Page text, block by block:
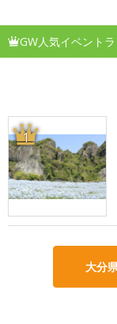
GW人気イベント
1
大分